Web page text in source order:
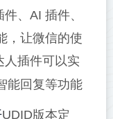
、AI 插件、
，让微信的使
人插件可以实
能回复等功能
UDID版本定